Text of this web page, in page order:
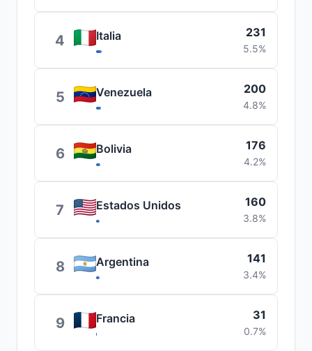
4 Italia 231
5.5%
5 Venezuela 200
4.8%
6 Bolivia 176
4.2%
7 Estados Unidos 160
3.8%
8 Argentina 141
3.4%
9 Francia 31
0.7%